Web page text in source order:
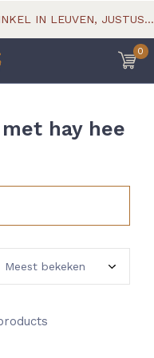
0
JUSTUS LIPSIUSSTRAAT 18
hay hee